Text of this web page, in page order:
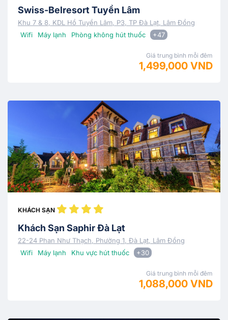
Swiss-Belresort Tuyền Lâm
Khu 7 & 8, KDL Hồ Tuyền Lâm, P3, TP Đà Lạt, Lâm Đồng
Wifi
Máy lạnh Phòng không hút thuốc +47
Giá trung bình mỗi đêm
1,499,000 VND
KHÁCH SẠN
Khách Sạn Saphir Đà Lạt
22-24 Phan Như Thạch, Phường 1, Đà Lạt, Lâm Đồng
Wifi
Máy lạnh Khu vực hút thuốc +30
Giá trung bình mỗi đêm
1,088,000 VND